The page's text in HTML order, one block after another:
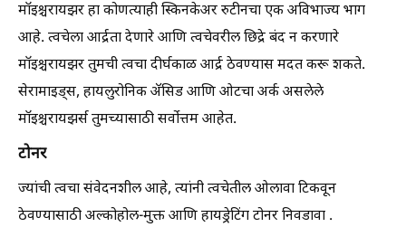
मॉइश्चरायझर हा कोणत्याही स्किनकेअर रुटीनचा एक अविभाज्य भाग
आहे. त्वचेला आर्द्रता देणारे आणि त्वचेवरील छिद्रे बंद न करणारे
मॉइश्चरायझर तुमची त्वचा दीर्घकाळ आर्द्र ठेवण्यास मदत करू शकते.
सेरामाइड्स, हायलुरोनिक ॲसिड आणि ओटचा अर्क असलेले
मॉइश्चरायझर्स तुमच्यासाठी सर्वोत्तम आहेत.
टोनर
ज्यांची त्वचा संवेदनशील आहे, त्यांनी त्वचेतील ओलावा टिकवून
ठेवण्यासाठी अल्कोहोल-मुक्त आणि हायड्रेटिंग टोनर निवडावा .